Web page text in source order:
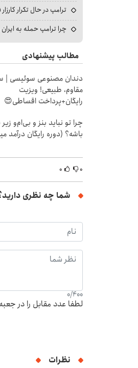
ترامپ در حال تکرار
چرا ترامپ حمله به
مطالب پیشنهادی
دندان مصنوعی سوئیسی |
مقاوم، طبیعی! ویزیت
رایگان+پرداخت اقساطی😍
چرا تو نباید بنز و بی‌ام‌و
باشه؟ (دوره رایگان درآمد
۰ ۰
شما چه نظری
0/400
لطفا عدد مقابل را در
نظرات